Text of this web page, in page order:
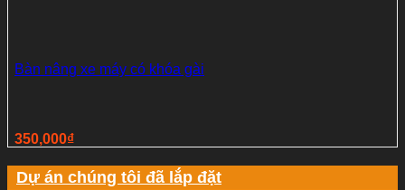
Bàn nâng xe máy có khóa gài
350,000₫
Dự án chúng tôi đã lắp đặt